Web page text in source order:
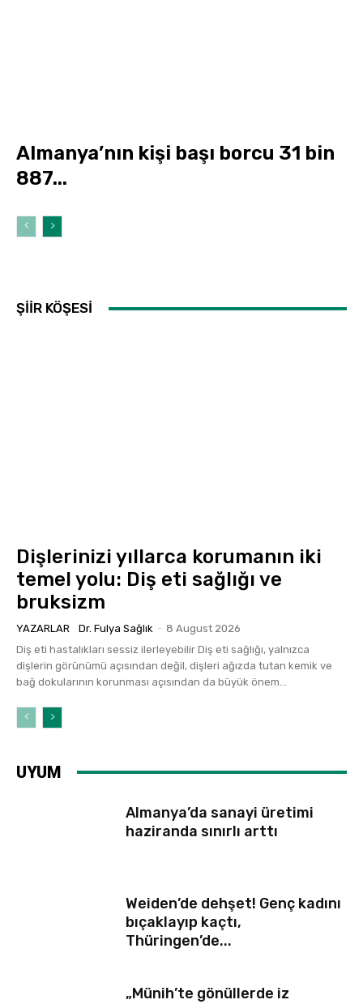
Almanya’nın kişi başı borcu 31 bin
887...
ŞİİR KÖŞESİ
Dişlerinizi yıllarca korumanın iki
temel yolu: Diş eti sağlığı ve
bruksizm
YAZARLAR Dr. Fulya Sağlık - 8 August 2026
Diş eti hastalıkları sessiz ilerleyebilir Diş eti sağlığı, yalnızca
dişlerin görünümü açısından değil, dişleri ağızda tutan kemik ve
bağ dokularının korunması açısından da büyük önem...
UYUM
Almanya’da sanayi üretimi
haziranda sınırlı arttı
Weiden’de dehşet! Genç kadını
bıçaklayıp kaçtı,
Thüringen’de...
„Münih’te gönüllerde iz